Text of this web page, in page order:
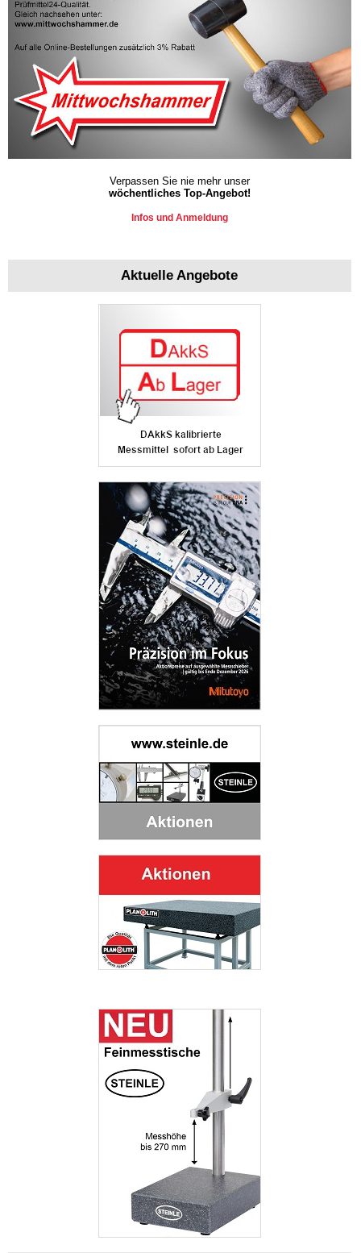
Verpassen Sie nie mehr unser
wöchentliches Top-Angebot!
Infos und Anmeldung
Aktuelle Angebote